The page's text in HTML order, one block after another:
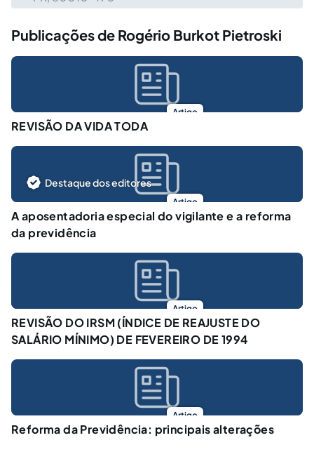
Publicações de Rogério Burkot Pietroski
Artigo
REVISÃO DA VIDA TODA
Artigo
Destaque dos editores
A aposentadoria especial do vigilante e a reforma
da previdência
Artigo
REVISÃO DO IRSM (ÍNDICE DE REAJUSTE DO
SALÁRIO MÍNIMO) DE FEVEREIRO DE 1994
Artigo
Reforma da Previdência: principais alterações